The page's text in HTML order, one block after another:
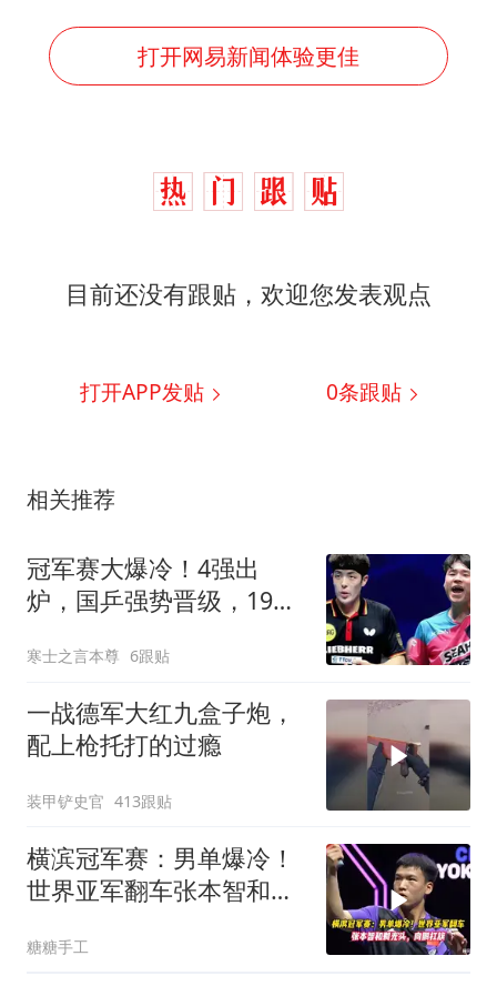
打开网易新闻体验更佳
目前还没有跟贴，欢迎您发表观点
打开APP发贴 0条跟贴
相关推荐
冠军赛大爆冷！4强出
炉，国乒强势晋级，19岁
寒士之言本尊 6跟贴
一战德军大红九盒子炮，
配上枪托打的过瘾
装甲铲史官 413跟贴
横滨冠军赛：男单爆冷！
世界亚军翻车张本智和剃
糖糖手工